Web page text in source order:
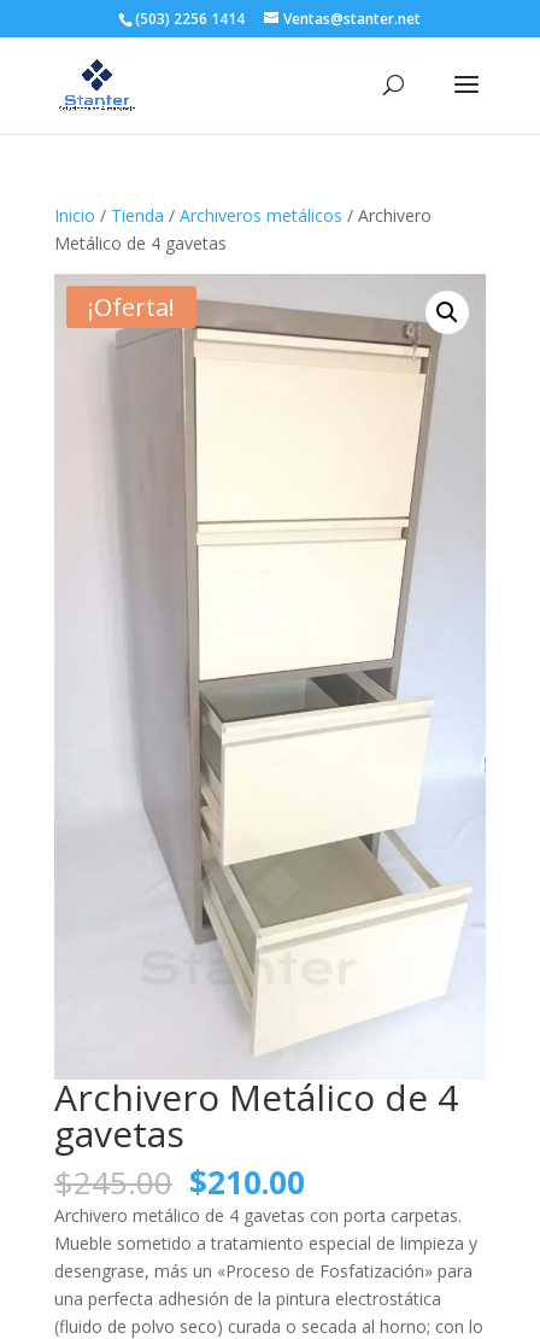
(503) 2256 1414 Ventas@stanter.net
Inicio / Tienda / Archiveros metálicos / Archivero
Metálico de 4 gavetas
¡Oferta!
Archivero Metálico de 4
gavetas
$245.00 El
precio
original
era:
$245.00.
$210.00El
precio
actual
es:
$210.00.
Archivero metálico de 4 gavetas con porta carpetas.
Mueble sometido a tratamiento especial de limpieza y
desengrase, más un «Proceso de Fosfatización» para
una perfecta adhesión de la pintura electrostática
(fluido de polvo seco) curada o secada al horno; con lo